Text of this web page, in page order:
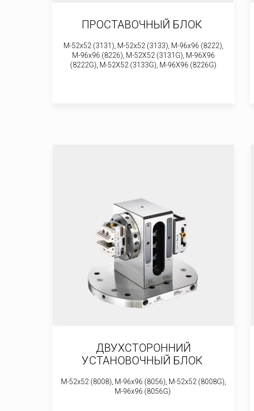
ПРОСТАВОЧНЫЙ БЛОК
M-52x52 (3131), M-52x52 (3133), M-96x96 (8222),
M-96x96 (8226), M-52X52 (3131G), M-96X96
(8222G), M-52X52 (3133G), M-96X96 (8226G)
ДВУХСТОРОННИЙ
УСТАНОВОЧНЫЙ БЛОК
M-52x52 (8008), M-96x96 (8056), M-52x52 (8008G),
M-96x96 (8056G)